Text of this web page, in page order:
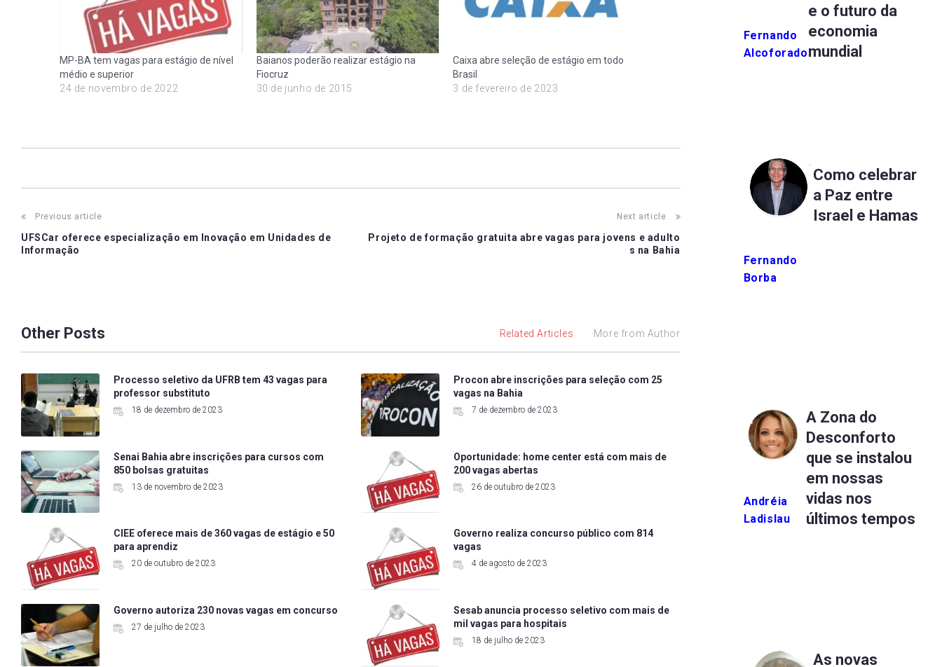
MP-BA tem vagas para estágio de nível
médio e superior
24 de novembro de 2022
Baianos poderão realizar estágio na
Fiocruz
30 de junho de 2015
Caixa abre seleção de estágio em todo
Brasil
3 de fevereiro de 2023
Post
navigation
Previous article
UFSCar oferece especialização em Inovação em Unidades de
Informação
Next article
Projeto de formação gratuita abre vagas para jovens e adulto
s na Bahia
Other Posts Related Articles More from Author
Processo seletivo da UFRB tem 43 vagas para
professor substituto
18 de dezembro de 2023
Procon abre inscrições para seleção com 25
vagas na Bahia
7 de dezembro de 2023
Senai Bahia abre inscrições para cursos com
850 bolsas gratuitas
13 de novembro de 2023
Oportunidade: home center está com mais de
200 vagas abertas
26 de outubro de 2023
CIEE oferece mais de 360 vagas de estágio e 50
para aprendiz
20 de outubro de 2023
Governo realiza concurso público com 814
vagas
4 de agosto de 2023
Governo autoriza 230 novas vagas em concurso
27 de julho de 2023
Sesab anuncia processo seletivo com mais de
mil vagas para hospitais
18 de julho de 2023
Fernando
Alcoforado
e o futuro da
economia
mundial
Fernando
Borba
Como celebrar
a Paz entre
Israel e Hamas
Andréia
Ladislau
A Zona do
Desconforto
que se instalou
em nossas
vidas nos
últimos tempos
As novas